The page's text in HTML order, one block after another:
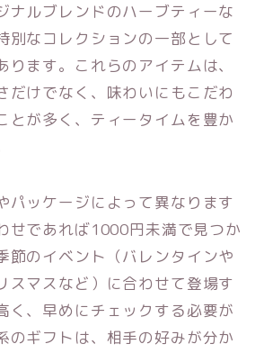
ナルブレンドのハーブティーな
別なコレクションの一部として
ります。これらのアイテムは、
だけでなく、味わいにもこだわ
とが多く、ティータイムを豊か
パッケージによって異なります
せであれば1000円未満で見つか
節のイベント（バレンタインや
スマスなど）に合わせて登場す
く、早めにチェックする必要が
のギフトは、相手の好みが分か